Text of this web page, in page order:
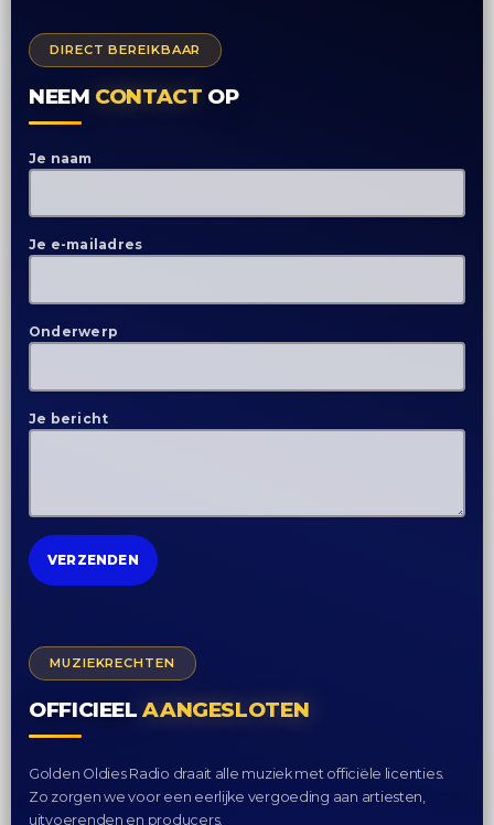
DIRECT BEREIKBAAR
NEEM CONTACT OP
Je naam
Je e-mailadres
Onderwerp
Je bericht
MUZIEKRECHTEN
OFFICIEELAANGESLOTEN
Golden Oldies Radio draait alle muziek met officiële licenties.
Zo zorgen we voor een eerlijke vergoeding aan artiesten,
uitvoerenden en producers.